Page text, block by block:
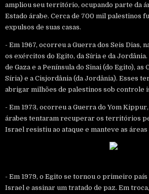
ampliou seu território, ocupando parte da
Estado árabe. Cerca de 700 mil palestinos
expulsos de suas casas.
- Em 1967, ocorreu a Guerra dos Seis Dias,
os exércitos do Egito, da Síria e da
de Gaza e a Península do Sinai (do Egito), as
Síria) e a Cisjordânia (da Jordânia). Esses
abrigar milhões de palestinos sob controle
- Em 1973, ocorreu a Guerra do Yom
árabes tentaram recuperar os territórios
Israel resistiu ao ataque e manteve as áreas
- Em 1979, o Egito se tornou o primeiro
Israel e assinar um tratado de paz. Em